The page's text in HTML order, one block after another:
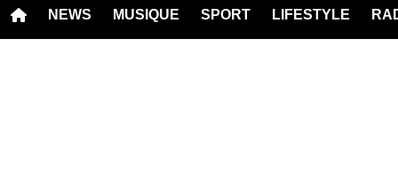
NEWS MUSIQUE SPORT LIFESTYLE